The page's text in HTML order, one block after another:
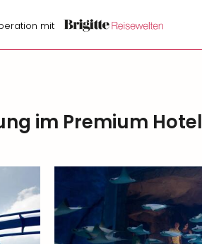
mit
im Premium Hotel